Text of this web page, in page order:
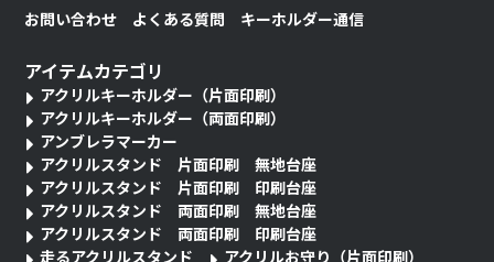
お問い合わせ
よくある質問 キーホルダー通信
アイテムカテゴリ
アクリルキーホルダー（片面印刷）
アクリルキーホルダー（両面印刷）
アンブレラマーカー
アクリルスタンド 片面印刷 無地台座
アクリルスタンド 片面印刷 印刷台座
アクリルスタンド 両面印刷 無地台座
アクリルスタンド 両面印刷 印刷台座
走るアクリルスタンド
アクリルお守り（片面印刷）